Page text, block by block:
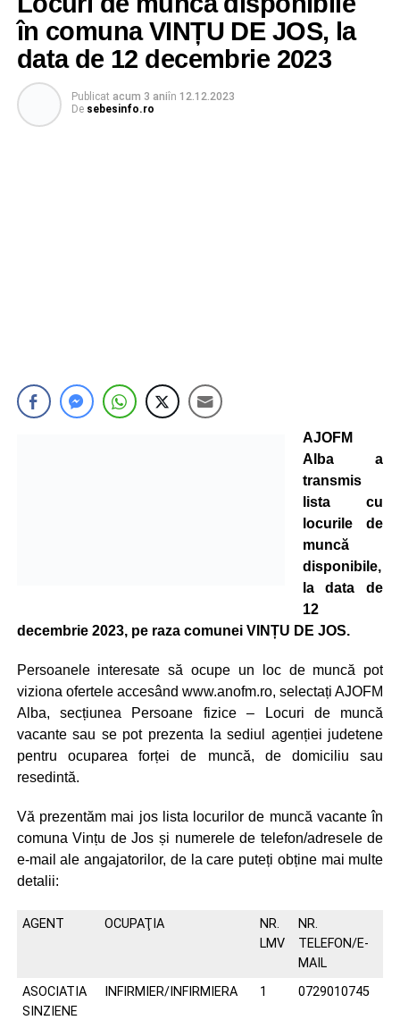
în comuna VINȚU DE JOS, la
data de 12 decembrie 2023
Publicat acum 3 aniîn 12.12.2023
De sebesinfo.ro
AJOFM
Alba a
transmis
lista cu
locurile de
muncă
disponibile,
la data de
12
decembrie 2023, pe raza comunei VINȚU DE JOS.
Persoanele interesate să ocupe un loc de muncă pot
viziona ofertele accesând www.anofm.ro, selectați AJOFM
Alba, secțiunea Persoane fizice – Locuri de muncă
vacante sau se pot prezenta la sediul agenției judetene
pentru ocuparea forței de muncă, de domiciliu sau
resedintă.
Vă prezentăm mai jos lista locurilor de muncă vacante în
comuna Vințu de Jos și numerele de telefon/adresele de
e-mail ale angajatorilor, de la care puteți obține mai multe
detalii:
AGENT OCUPAŢIA
NR.
LMV
NR.
TELEFON/E-
MAIL
ASOCIATIA
SINZIENE
INFIRMIER/INFIRMIERA 1 0729010745